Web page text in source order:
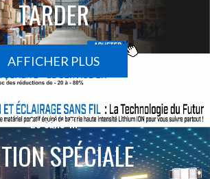
TARDER
AFFICHER PLUS
Le sans-fil
SPÉCIALE